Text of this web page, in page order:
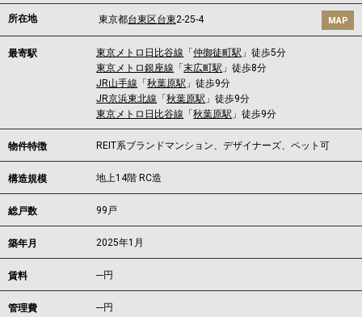
所在地 東京都台東区台東2-25-4 MAP
最寄駅 東京メトロ日比谷線 「仲御徒町駅 」徒歩5分
東京メトロ銀座線 「末広町駅 」徒歩8分
JR山手線 「秋葉原駅 」徒歩9分
JR京浜東北線 「秋葉原駅 」徒歩9分
東京メトロ日比谷線 「秋葉原駅 」徒歩9分
物件特徴 REIT系ブランドマンション、デザイナーズ、ペット可
構造規模 地上14階 RC造
総戸数 99戸
築年月 2025年1月
賃料 ---円
管理費 ---円